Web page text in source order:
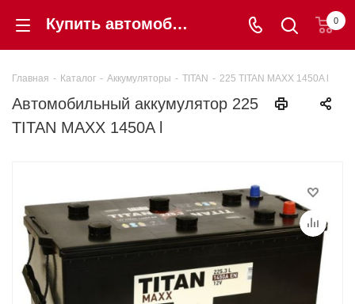
Купить автомобильный аккумулятор 225 TITAN MAXX 1450A l в Калининграде по цене 34 130 ₽ - Шинторг 0
Главная - Каталог - Аккумуляторы - TITAN - 225 TITAN MAXX 1450A l
Автомобильный аккумулятор 225
TITAN MAXX 1450A l